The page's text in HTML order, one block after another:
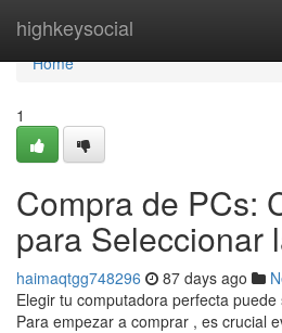
highkeysocial
Home
Home
1
Compra de PCs:
para Seleccionar
haimaqtgg748296 87 days ago
Elegir tu computadora perfecta
Para empezar a comprar , es crucial